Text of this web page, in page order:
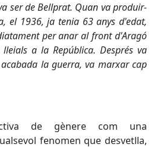
ser de Bellprat. Quan va produir-
el 1936, ja tenia 63 anys d'edat,
per anar al front d'Aragó
a la República. Després va
la guerra, va marxar cap
de gènere com una
fenomen que desvetlla,